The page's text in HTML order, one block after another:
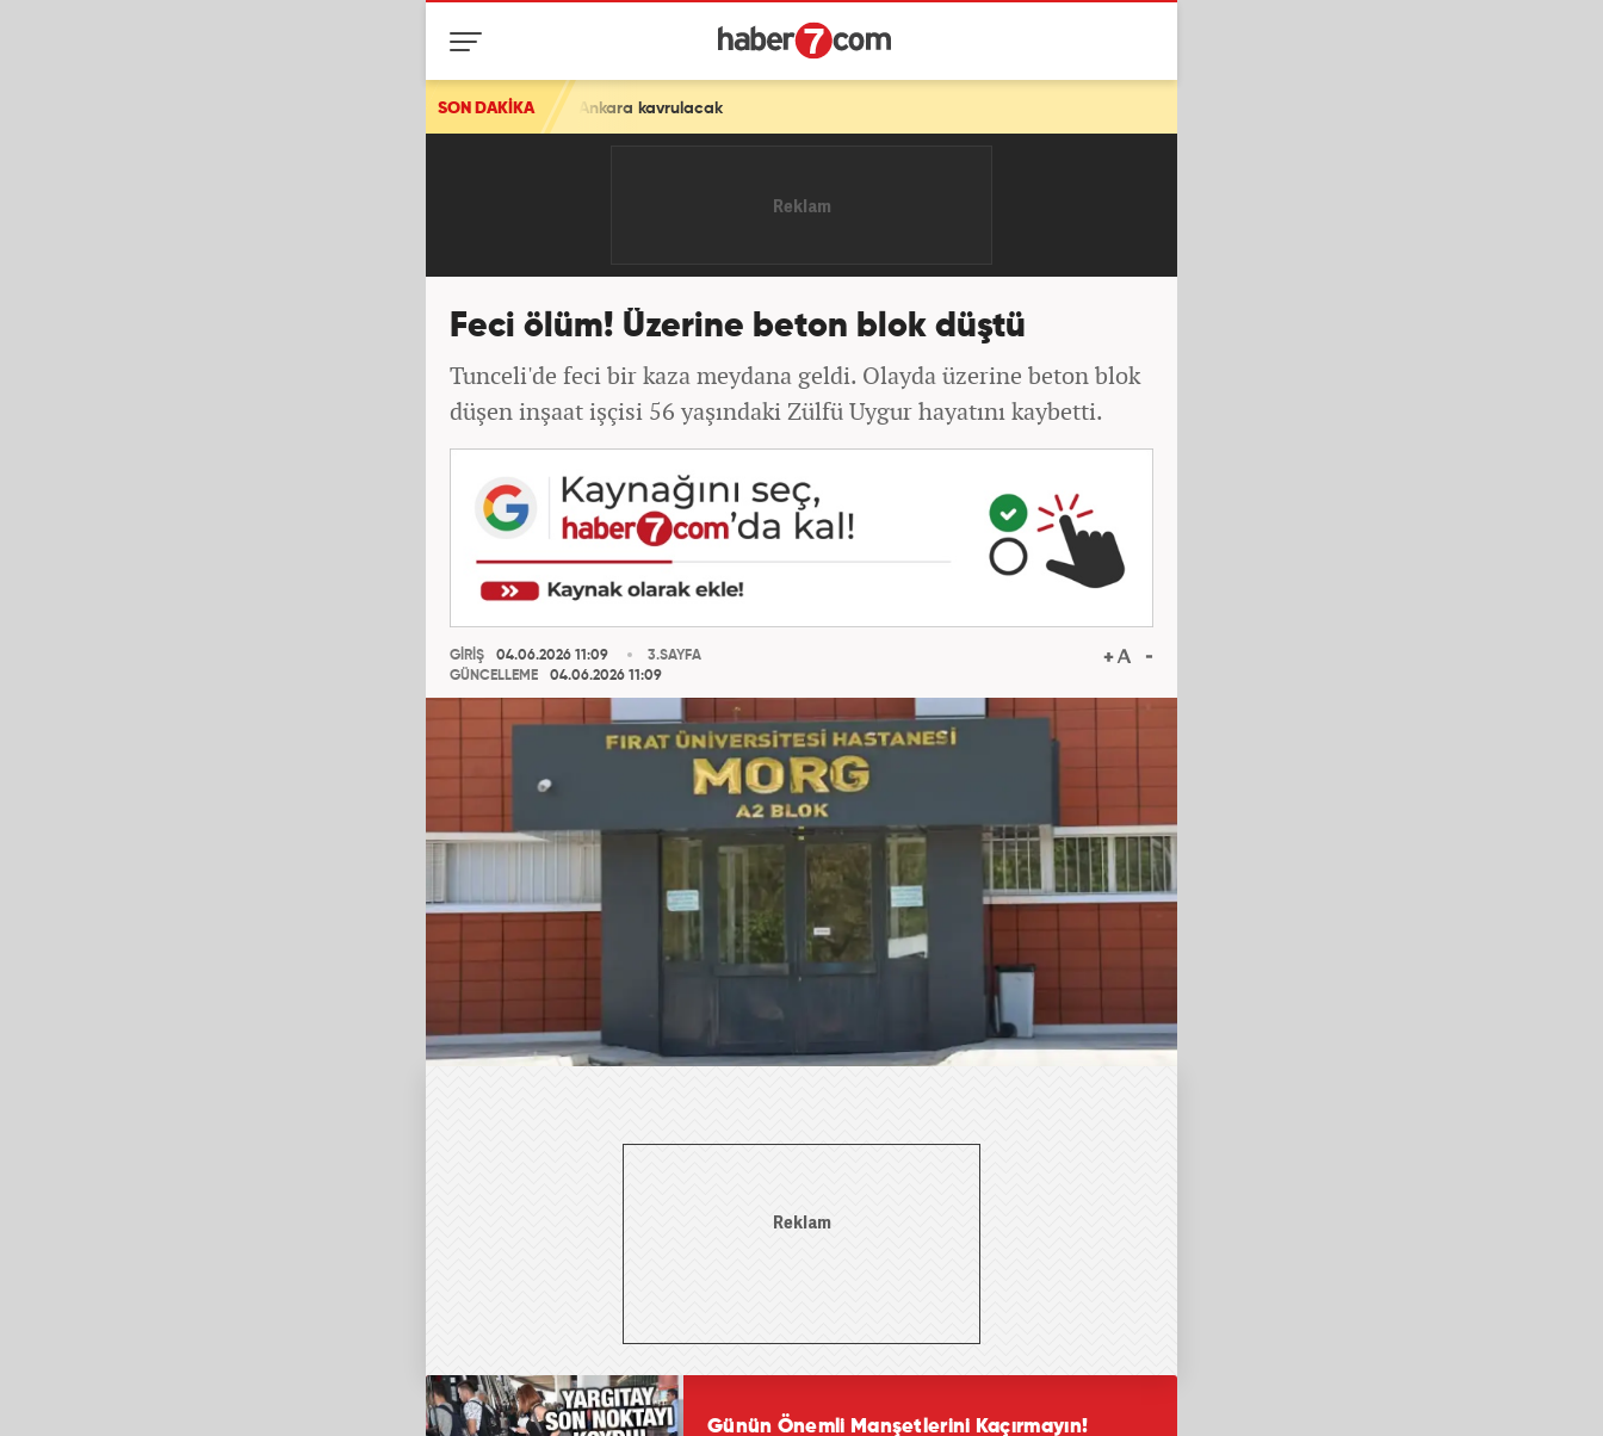
SON DAKİKA
uyarı! İstanbul'a sağanak geliyor, Ankara kavrulacak
Feci ölüm! Üzerine beton blok düştü
Tunceli'de feci bir kaza meydana geldi. Olayda üzerine beton blok
düşen inşaat işçisi 56 yaşındaki Zülfü Uygur hayatını kaybetti.
GİRİŞ
04.06.2026 11:09
GÜNCELLEME
04.06.2026 11:09
3.SAYFA